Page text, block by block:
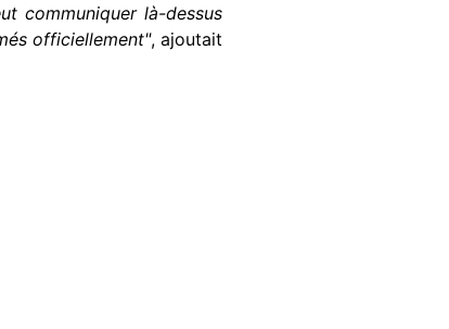
communiquer là-dessus
officiellement", ajoutait